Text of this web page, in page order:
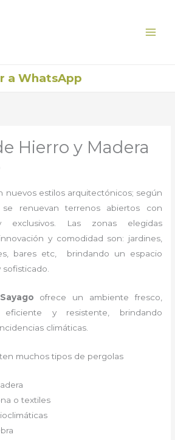
a WhatsApp
Hierro y Madera
nuevos estilos arquitectónicos; según
se renuevan terrenos abiertos con
exclusivos. Las zonas elegidas
y comodidad son: jardines,
bares etc, brindando un espacio
ofrece un ambiente fresco,
eficiente y resistente, brindando
climáticas.
muchos tipos de pergolas
o textiles